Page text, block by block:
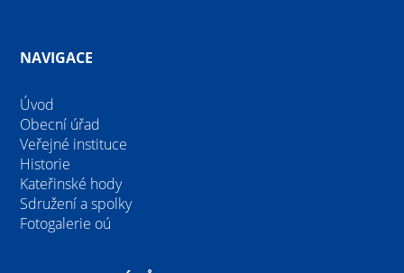
NAVIGACE
Úvod
Obecní úřad
Veřejné instituce
Historie
Kateřinské hody
Sdružení a spolky
Fotogalerie oú